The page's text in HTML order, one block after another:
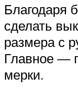
Благодаря
сделать
размера с
Главное —
мерки.